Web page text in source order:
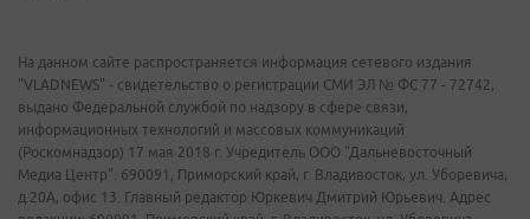
На данном сайте распространяется информация сетевого издания
"VLADNEWS" - свидетельство о регистрации СМИ ЭЛ № ФС 77 - 72742,
выдано Федеральной службой по надзору в сфере связи,
информационных технологий и массовых коммуникаций
(Роскомнадзор) 17 мая 2018 г. Учредитель ООО "Дальневосточный
Медиа Центр". 690091, Приморский край, г. Владивосток, ул. Уборевича,
д.20А, офис 13. Главный редактор Юркевич Дмитрий Юрьевич. Адрес